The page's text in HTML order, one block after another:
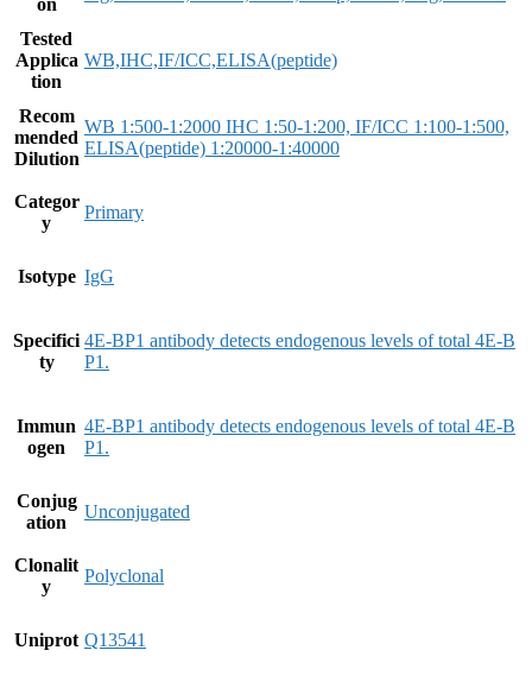
on
Tested
Applica
tion
WB,IHC,IF/ICC,ELISA(peptide)
Recom
mended
Dilution
WB 1:500-1:2000 IHC 1:50-1:200, IF/ICC 1:100-1:500,
ELISA(peptide) 1:20000-1:40000
Categor
y
Primary
Isotype IgG
Specifici
ty
4E-BP1 antibody detects endogenous levels of total 4E-B
P1.
Immun
ogen
4E-BP1 antibody detects endogenous levels of total 4E-B
P1.
Conjug
ation
Unconjugated
Clonalit
y
Polyclonal
Uniprot Q13541